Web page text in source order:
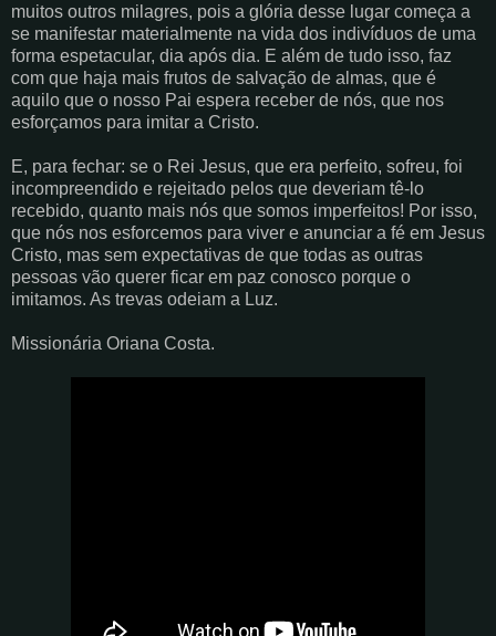
muitos outros milagres, pois a glória desse lugar começa a
se manifestar materialmente na vida dos indivíduos de uma
forma espetacular, dia após dia. E além de tudo isso, faz
com que haja mais frutos de salvação de almas, que é
aquilo que o nosso Pai espera receber de nós, que nos
esforçamos para imitar a Cristo.
E, para fechar: se o Rei Jesus, que era perfeito, sofreu, foi
incompreendido e rejeitado pelos que deveriam tê-lo
recebido, quanto mais nós que somos imperfeitos! Por isso,
que nós nos esforcemos para viver e anunciar a fé em Jesus
Cristo, mas sem expectativas de que todas as outras
pessoas vão querer ficar em paz conosco porque o
imitamos. As trevas odeiam a Luz.
Missionária Oriana Costa.